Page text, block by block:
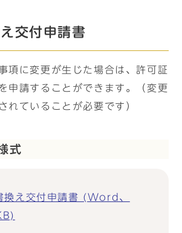
交付申請書
項に変更が生じた場合は、許可証
申請することができます。（変更
れていることが必要です）
式
換え交付申請書 (Word、